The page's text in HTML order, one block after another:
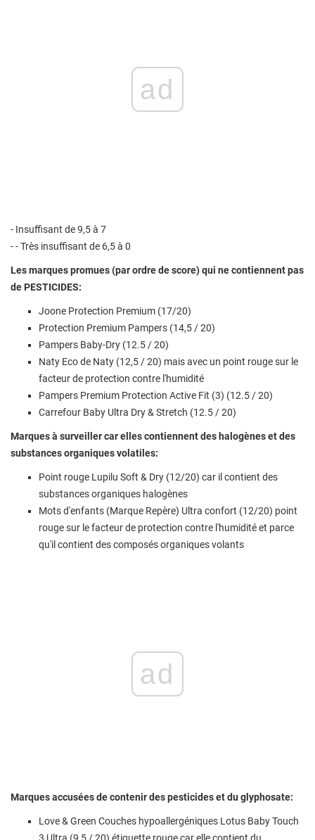
ad
- Insuffisant de 9,5 à 7
- - Très insuffisant de 6,5 à 0
Les marques promues (par ordre de score) qui ne contiennent pas
de PESTICIDES:
Joone Protection Premium (17/20)
Protection Premium Pampers (14,5 / 20)
Pampers Baby-Dry (12.5 / 20)
Naty Eco de Naty (12,5 / 20) mais avec un point rouge sur le
facteur de protection contre l'humidité
Pampers Premium Protection Active Fit (3) (12.5 / 20)
Carrefour Baby Ultra Dry & Stretch (12.5 / 20)
Marques à surveiller car elles contiennent des halogènes et des
substances organiques volatiles:
Point rouge Lupilu Soft & Dry (12/20) car il contient des
substances organiques halogènes
Mots d'enfants (Marque Repère) Ultra confort (12/20) point
rouge sur le facteur de protection contre l'humidité et parce
qu'il contient des composés organiques volants
ad
Marques accusées de contenir des pesticides et du glyphosate:
Love & Green Couches hypoallergéniques Lotus Baby Touch
3 Ultra (9,5 / 20) étiquette rouge car elle contient du